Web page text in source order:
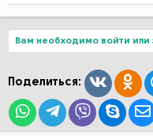
ц
и
:
Вам необходимо войти или
Поделиться:
WhatsAppTelegram
ViberSkype